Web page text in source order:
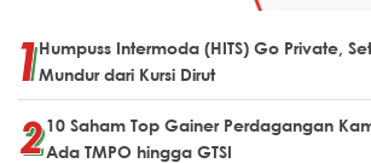
Humpuss Intermoda (HITS) Go Private,
Mundur dari Kursi Dirut
10 Saham Top Gainer Perdagangan
Ada TMPO hingga GTSI